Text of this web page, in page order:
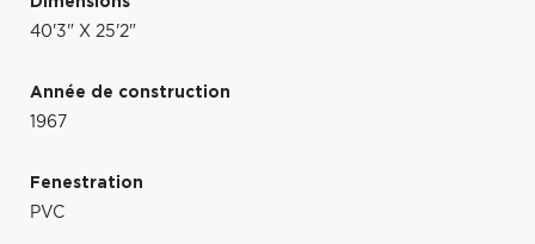
40'3" X 25'2"
Année de construction
1967
Fenestration
PVC